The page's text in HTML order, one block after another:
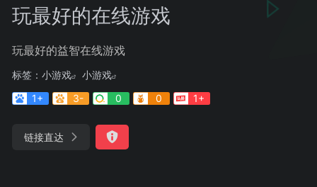
玩最好的在线游戏
玩最好的益智在线游戏
标签： 小游戏
小游戏
1+
3- 0 0 1+
链接直达